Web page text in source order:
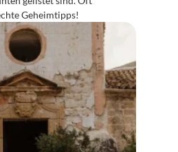
Geheimtipps!